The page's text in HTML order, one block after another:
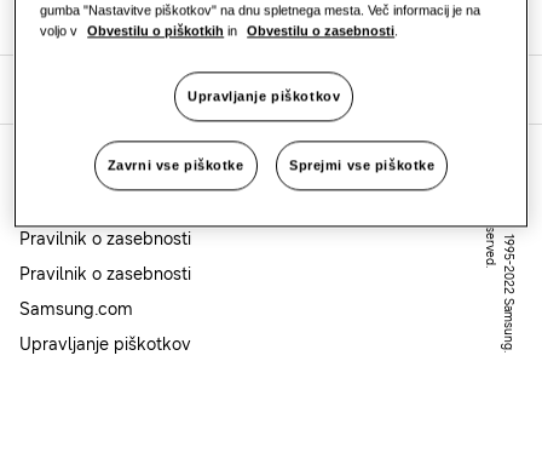
Pisarna
One Samsung
Izdelki
O Samsungu
C
o
p
y
r
ig
h
t
©
1
9
9
5
-
2
0
2
2
S
a
m
s
u
n
g
.
A
l
l
r
ig
h
t
s
r
e
s
e
r
v
e
d
.
Pravilnik o zasebnosti
Pravilnik o zasebnosti
Samsung.com
Upravljanje piškotkov
gumba "Nastavitve piškotkov" na dnu spletnega mesta. Več informacij je na
voljo v
Obvestilu o piškotkih in Obvestilu o zasebnosti.
Upravljanje piškotkov
Zavrni vse piškotke Sprejmi vse piškotke